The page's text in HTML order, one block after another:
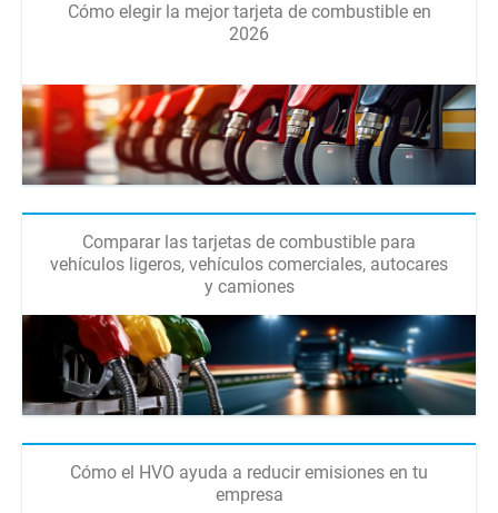
Cómo elegir la mejor tarjeta de combustible en
2026
Comparar las tarjetas de combustible para
vehículos ligeros, vehículos comerciales, autocares
y camiones
Cómo el HVO ayuda a reducir emisiones en tu
empresa